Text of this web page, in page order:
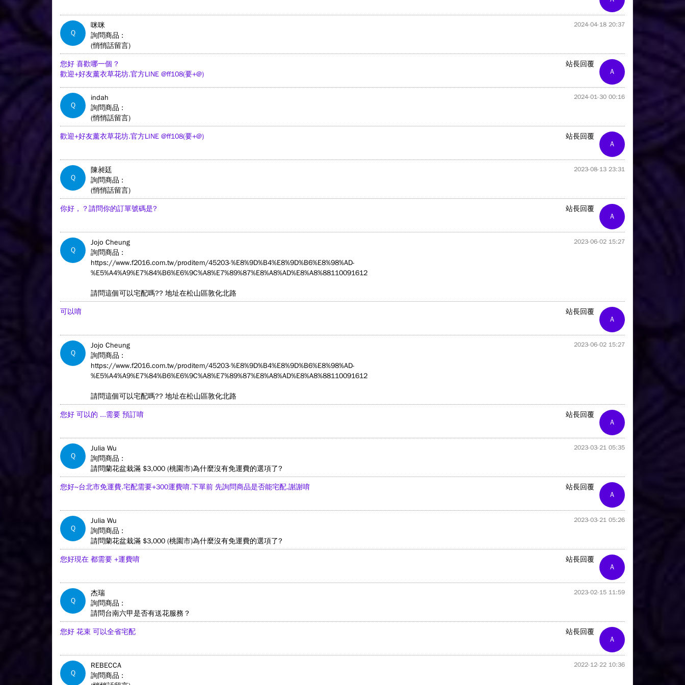
Q
咪咪 2024-04-18 20:37
詢問商品 :
(悄悄話留言)
A
站長回覆
您好 喜歡哪一個 ?
歡迎+好友薰衣草花坊.官方LINE @ff108(要+@)
Q
indah 2024-01-30 00:16
詢問商品 :
(悄悄話留言)
A
站長回覆
歡迎+好友薰衣草花坊.官方LINE @ff108(要+@)
Q
陳昶廷 2023-08-13 23:31
詢問商品 :
(悄悄話留言)
A
站長回覆
你好，？請問你的訂單號碼是?
Q
Jojo Cheung 2023-06-02 15:27
詢問商品 :
https://www.f2016.com.tw/proditem/45203-%E8%9D%B4%E8%9D%B6%E8%98%AD-
%E5%A4%A9%E7%84%B6%E6%9C%A8%E7%89%87%E8%A8%AD%E8%A8%88110091612
請問這個可以宅配嗎?? 地址在松山區敦化北路
A
站長回覆
可以唷
Q
Jojo Cheung 2023-06-02 15:27
詢問商品 :
https://www.f2016.com.tw/proditem/45203-%E8%9D%B4%E8%9D%B6%E8%98%AD-
%E5%A4%A9%E7%84%B6%E6%9C%A8%E7%89%87%E8%A8%AD%E8%A8%88110091612
請問這個可以宅配嗎?? 地址在松山區敦化北路
A
站長回覆
您好 可以的 ...需要 預訂唷
Q
Julia Wu 2023-03-21 05:35
詢問商品 :
請問蘭花盆栽滿 $3,000 (桃園市)為什麼沒有免運費的選項了?
A
站長回覆
您好~台北市免運費.宅配需要+300運費唷.下單前 先詢問商品是否能宅配.謝謝唷
Q
Julia Wu 2023-03-21 05:26
詢問商品 :
請問蘭花盆栽滿 $3,000 (桃園市)為什麼沒有免運費的選項了?
A
站長回覆
您好現在 都需要 +運費唷
Q
杰瑞 2023-02-15 11:59
詢問商品 :
請問台南六甲是否有送花服務？
A
站長回覆
您好 花束 可以全省宅配
Q
REBECCA 2022-12-22 10:36
詢問商品 :